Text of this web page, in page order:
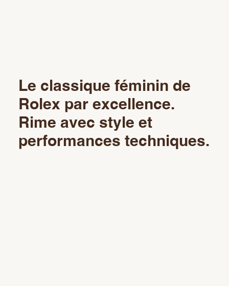
Le classique féminin de
Rolex par excellence.
Rime avec style et
performances techniques.